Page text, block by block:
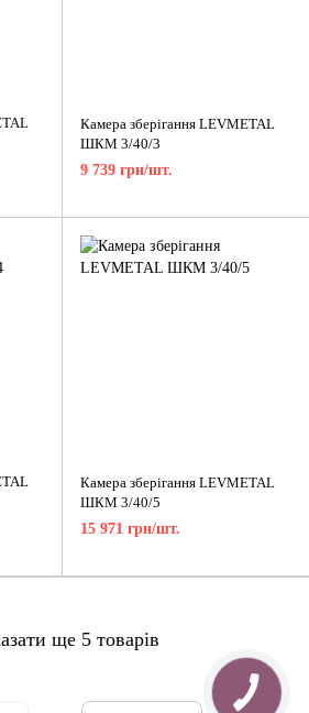
Камера зберігання LEVMETAL
ШКМ 3/40/3
9 739 грн/шт.
Камера зберігання LEVMETAL
ШКМ 3/40/5
15 971 грн/шт.
ще 5 товарів